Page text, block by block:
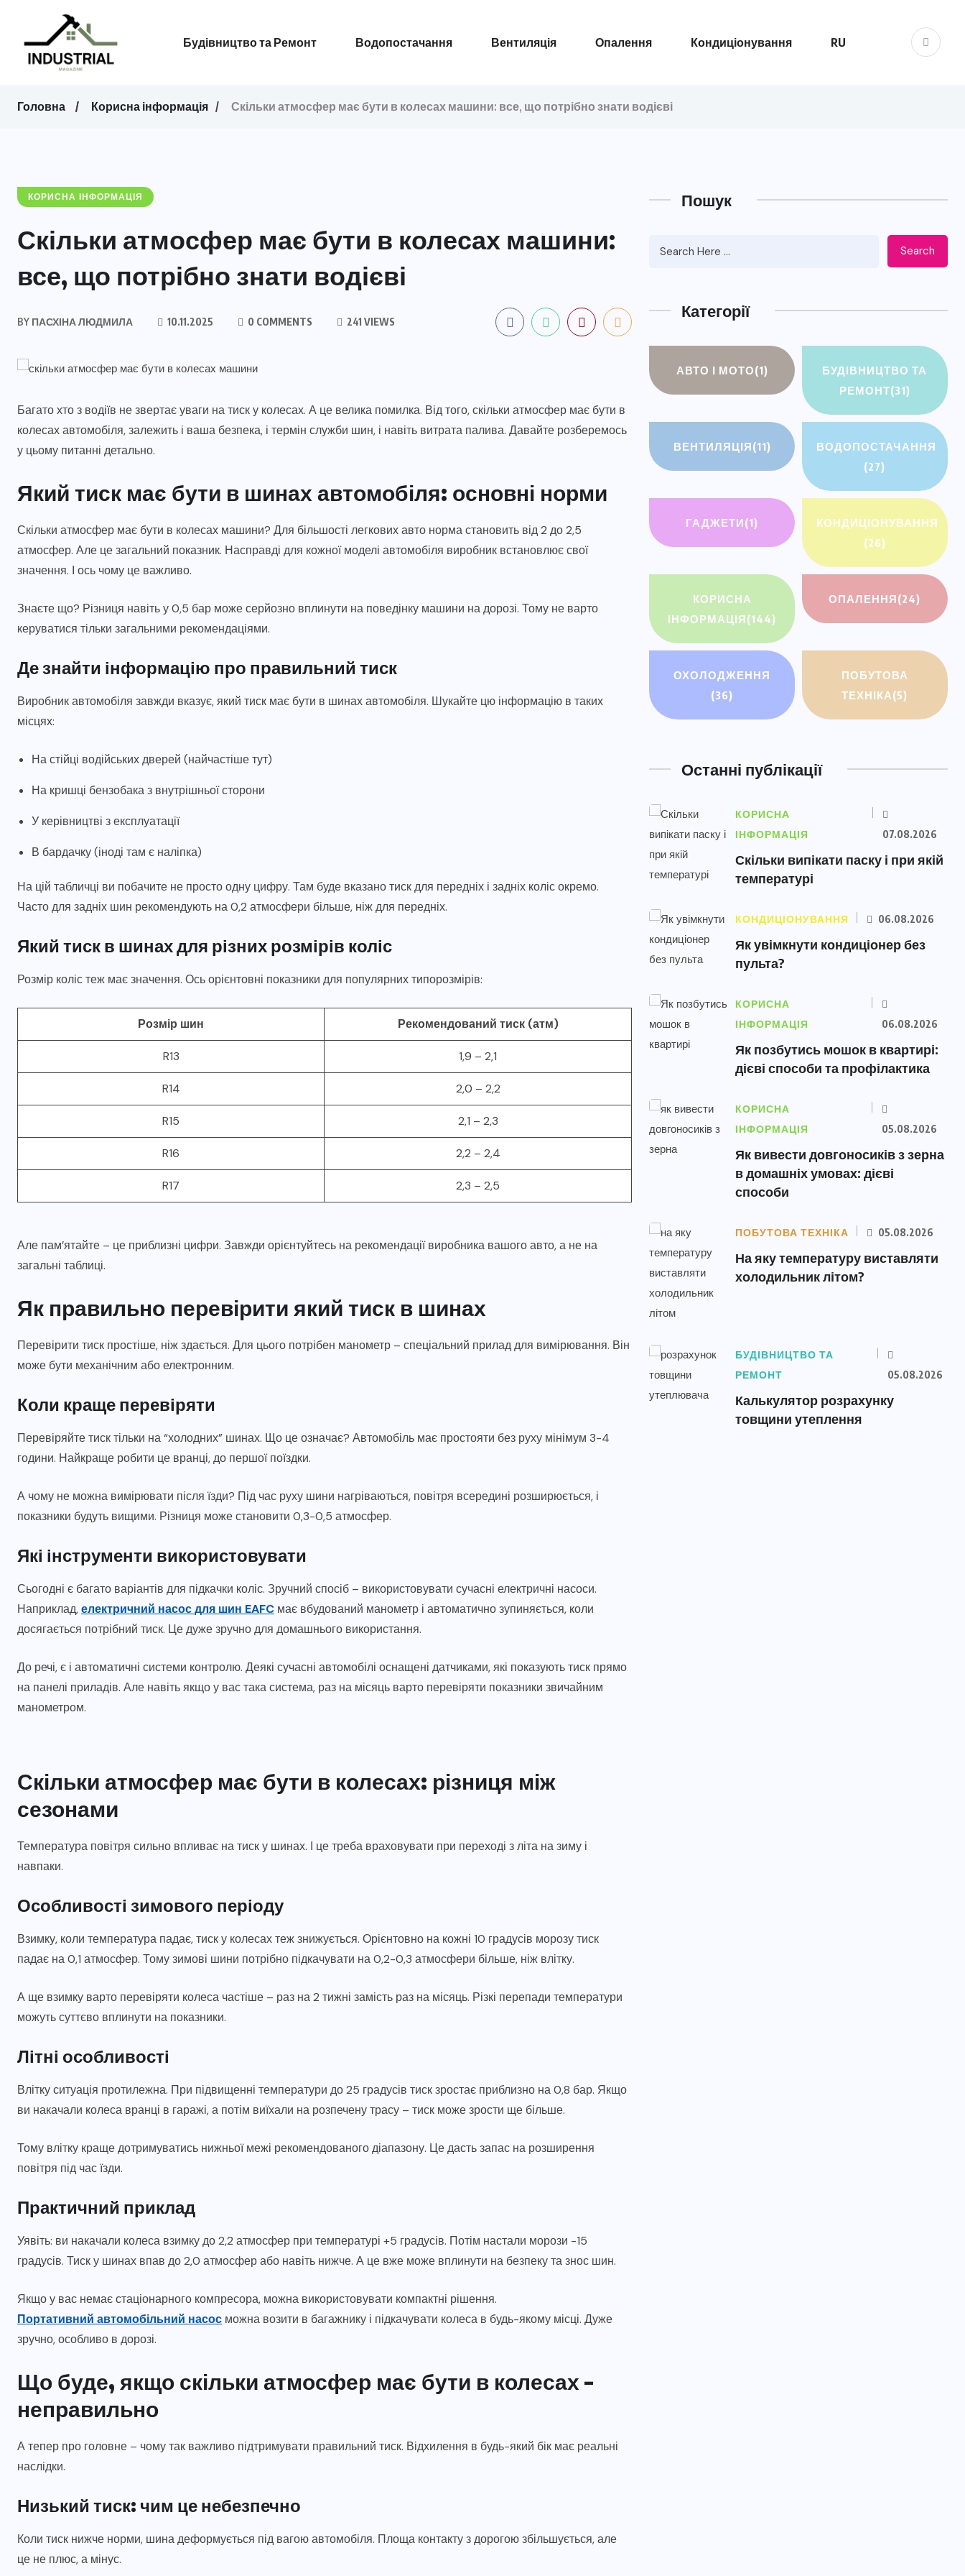
Будівництво та Ремонт Водопостачання Вентиляція Опалення Кондиціонування RU
Головна Корисна інформація Скільки атмосфер має бути в колесах машини: все, що потрібно знати водієві
КОРИСНА ІНФОРМАЦІЯ
Скільки атмосфер має бути в колесах машини:
все, що потрібно знати водієві
BY ПАСХІНА ЛЮДМИЛА 10.11.2025 0 COMMENTS 241 VIEWS
Багато хто з водіїв не звертає уваги на тиск у колесах. А це велика помилка. Від того, скільки атмосфер має бути в
колесах автомобіля, залежить і ваша безпека, і термін служби шин, і навіть витрата палива. Давайте розберемось
у цьому питанні детально.
Який тиск має бути в шинах автомобіля: основні норми
Скільки атмосфер має бути в колесах машини? Для більшості легкових авто норма становить від 2 до 2,5
атмосфер. Але це загальний показник. Насправді для кожної моделі автомобіля виробник встановлює свої
значення. І ось чому це важливо.
Знаєте що? Різниця навіть у 0,5 бар може серйозно вплинути на поведінку машини на дорозі. Тому не варто
керуватися тільки загальними рекомендаціями.
Де знайти інформацію про правильний тиск
Виробник автомобіля завжди вказує, який тиск має бути в шинах автомобіля. Шукайте цю інформацію в таких
місцях:
На стійці водійських дверей (найчастіше тут)
На кришці бензобака з внутрішньої сторони
У керівництві з експлуатації
В бардачку (іноді там є наліпка)
На цій табличці ви побачите не просто одну цифру. Там буде вказано тиск для передніх і задніх коліс окремо.
Часто для задніх шин рекомендують на 0,2 атмосфери більше, ніж для передніх.
Який тиск в шинах для різних розмірів коліс
Розмір коліс теж має значення. Ось орієнтовні показники для популярних типорозмірів:
Розмір шин Рекомендований тиск (атм)
R13 1,9 – 2,1
R14 2,0 – 2,2
R15 2,1 – 2,3
R16 2,2 – 2,4
R17 2,3 – 2,5
Але пам’ятайте – це приблизні цифри. Завжди орієнтуйтесь на рекомендації виробника вашого авто, а не на
загальні таблиці.
Як правильно перевірити який тиск в шинах
Перевірити тиск простіше, ніж здається. Для цього потрібен манометр – спеціальний прилад для вимірювання. Він
може бути механічним або електронним.
Коли краще перевіряти
Перевіряйте тиск тільки на “холодних” шинах. Що це означає? Автомобіль має простояти без руху мінімум 3-4
години. Найкраще робити це вранці, до першої поїздки.
А чому не можна вимірювати після їзди? Під час руху шини нагріваються, повітря всередині розширюється, і
показники будуть вищими. Різниця може становити 0,3-0,5 атмосфер.
Які інструменти використовувати
Сьогодні є багато варіантів для підкачки коліс. Зручний спосіб – використовувати сучасні електричні насоси.
Наприклад,електричний насос для шин EAFC має вбудований манометр і автоматично зупиняється, коли
досягається потрібний тиск. Це дуже зручно для домашнього використання.
До речі, є і автоматичні системи контролю. Деякі сучасні автомобілі оснащені датчиками, які показують тиск прямо
на панелі приладів. Але навіть якщо у вас така система, раз на місяць варто перевіряти показники звичайним
манометром.
Скільки атмосфер має бути в колесах: різниця між
сезонами
Температура повітря сильно впливає на тиск у шинах. І це треба враховувати при переході з літа на зиму і
навпаки.
Особливості зимового періоду
Взимку, коли температура падає, тиск у колесах теж знижується. Орієнтовно на кожні 10 градусів морозу тиск
падає на 0,1 атмосфер. Тому зимові шини потрібно підкачувати на 0,2-0,3 атмосфери більше, ніж влітку.
А ще взимку варто перевіряти колеса частіше – раз на 2 тижні замість раз на місяць. Різкі перепади температури
можуть суттєво вплинути на показники.
Літні особливості
Влітку ситуація протилежна. При підвищенні температури до 25 градусів тиск зростає приблизно на 0,8 бар. Якщо
ви накачали колеса вранці в гаражі, а потім виїхали на розпечену трасу – тиск може зрости ще більше.
Тому влітку краще дотримуватись нижньої межі рекомендованого діапазону. Це дасть запас на розширення
повітря під час їзди.
Практичний приклад
Уявіть: ви накачали колеса взимку до 2,2 атмосфер при температурі +5 градусів. Потім настали морози -15
градусів. Тиск у шинах впав до 2,0 атмосфер або навіть нижче. А це вже може вплинути на безпеку та знос шин.
Якщо у вас немає стаціонарного компресора, можна використовувати компактні рішення.
Портативний автомобільний насос можна возити в багажнику і підкачувати колеса в будь-якому місці. Дуже
зручно, особливо в дорозі.
Що буде, якщо скільки атмосфер має бути в колесах –
неправильно
А тепер про головне – чому так важливо підтримувати правильний тиск. Відхилення в будь-який бік має реальні
наслідки.
Низький тиск: чим це небезпечно
Коли тиск нижче норми, шина деформується під вагою автомобіля. Площа контакту з дорогою збільшується, але
це не плюс, а мінус.
Пошук
Search
Категорії
АВТО І МОТО(1)
БУДІВНИЦТВО ТА
РЕМОНТ(31)
ВЕНТИЛЯЦІЯ(11)
ВОДОПОСТАЧАННЯ
(27)
ГАДЖЕТИ(1)
КОНДИЦІОНУВАННЯ
(26)
КОРИСНА
ІНФОРМАЦІЯ(144)
ОПАЛЕННЯ(24)
ОХОЛОДЖЕННЯ
(36)
ПОБУТОВА
ТЕХНІКА(5)
Останні публікації
КОРИСНА
ІНФОРМАЦІЯ
07.08.2026
Скільки випікати паску і при якій
температурі
КОНДИЦІОНУВАННЯ 06.08.2026
Як увімкнути кондиціонер без
пульта?
КОРИСНА
ІНФОРМАЦІЯ
06.08.2026
Як позбутись мошок в квартирі:
дієві способи та профілактика
КОРИСНА
ІНФОРМАЦІЯ
05.08.2026
Як вивести довгоносиків з зерна
в домашніх умовах: дієві
способи
ПОБУТОВА ТЕХНІКА 05.08.2026
На яку температуру виставляти
холодильник літом?
БУДІВНИЦТВО ТА
РЕМОНТ
05.08.2026
Калькулятор розрахунку
товщини утеплення